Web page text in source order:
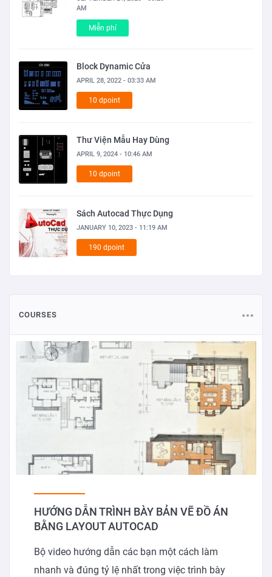
AM
Miễn phí
Block Dynamic Cửa
APRIL 28, 2022 - 03:33 AM
10 dpoint
Thư Viện Mẫu Hay Dùng
APRIL 9, 2024 - 10:46 AM
10 dpoint
Sách Autocad Thực Dụng
JANUARY 10, 2023 - 11:19 AM
190 dpoint
COURSES
HƯỚNG DẪN TRÌNH BÀY BẢN VẼ ĐỒ ÁN
BẰNG LAYOUT AUTOCAD
Bộ video hướng dẫn các bạn một cách làm
nhanh và đúng tỷ lệ nhất trong việc trình bày